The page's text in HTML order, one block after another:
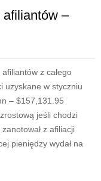
–
z całego
uzyskane w styczniu
– $157,131.95
jeśli chodzi
z afiliacji
pieniędzy wydał na